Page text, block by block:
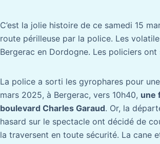
C’est la jolie histoire de ce samedi 15
route périlleuse par la police. Les
Bergerac en Dordogne. Les policiers ont
La police a sorti les gyrophares pour
mars 2025, à Bergerac, vers 10h40, une
boulevard Charles Garaud. Or, la
hasard sur le spectacle ont décidé de
la traversent en toute sécurité. La cane